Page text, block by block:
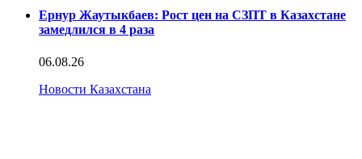
Ернур Жаутыкбаев: Рост цен на СЗПТ в Казахстане
замедлился в 4 раза
06.08.26
Новости Казахстана